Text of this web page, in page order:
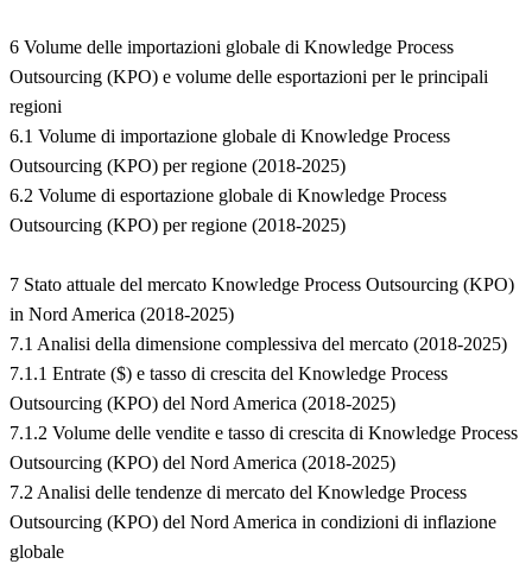
6 Volume delle importazioni globale di Knowledge Process
Outsourcing (KPO) e volume delle esportazioni per le principali
regioni
6.1 Volume di importazione globale di Knowledge Process
Outsourcing (KPO) per regione (2018-2025)
6.2 Volume di esportazione globale di Knowledge Process
Outsourcing (KPO) per regione (2018-2025)
7 Stato attuale del mercato Knowledge Process Outsourcing (KPO)
in Nord America (2018-2025)
7.1 Analisi della dimensione complessiva del mercato (2018-2025)
7.1.1 Entrate ($) e tasso di crescita del Knowledge Process
Outsourcing (KPO) del Nord America (2018-2025)
7.1.2 Volume delle vendite e tasso di crescita di Knowledge Process
Outsourcing (KPO) del Nord America (2018-2025)
7.2 Analisi delle tendenze di mercato del Knowledge Process
Outsourcing (KPO) del Nord America in condizioni di inflazione
globale